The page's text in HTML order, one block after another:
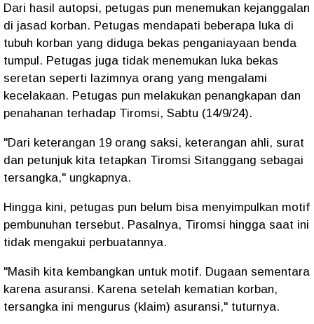
Dari hasil autopsi, petugas pun menemukan kejanggalan
di jasad korban. Petugas mendapati beberapa luka di
tubuh korban yang diduga bekas penganiayaan benda
tumpul. Petugas juga tidak menemukan luka bekas
seretan seperti lazimnya orang yang mengalami
kecelakaan. Petugas pun melakukan penangkapan dan
penahanan terhadap Tiromsi, Sabtu (14/9/24).
"Dari keterangan 19 orang saksi, keterangan ahli, surat
dan petunjuk kita tetapkan Tiromsi Sitanggang sebagai
tersangka," ungkapnya.
Hingga kini, petugas pun belum bisa menyimpulkan motif
pembunuhan tersebut. Pasalnya, Tiromsi hingga saat ini
tidak mengakui perbuatannya.
"Masih kita kembangkan untuk motif. Dugaan sementara
karena asuransi. Karena setelah kematian korban,
tersangka ini mengurus (klaim) asuransi," tuturnya.